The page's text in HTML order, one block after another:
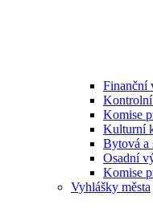
Finanční
Komise
Kulturní
Bytová a
Osadní
Komise
Vyhlášky města